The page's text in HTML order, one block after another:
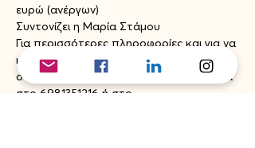
ευρώ (ανέργων)
Συντονίζει η Μαρία Στάμου
Για περισσότερες πληροφορίες και για να
κλείσετε τη θέση σας, κρατήστε θέση
στο Site μας, επικοινωνήστε με τη Μαρία
στο 6981351216 ή στο